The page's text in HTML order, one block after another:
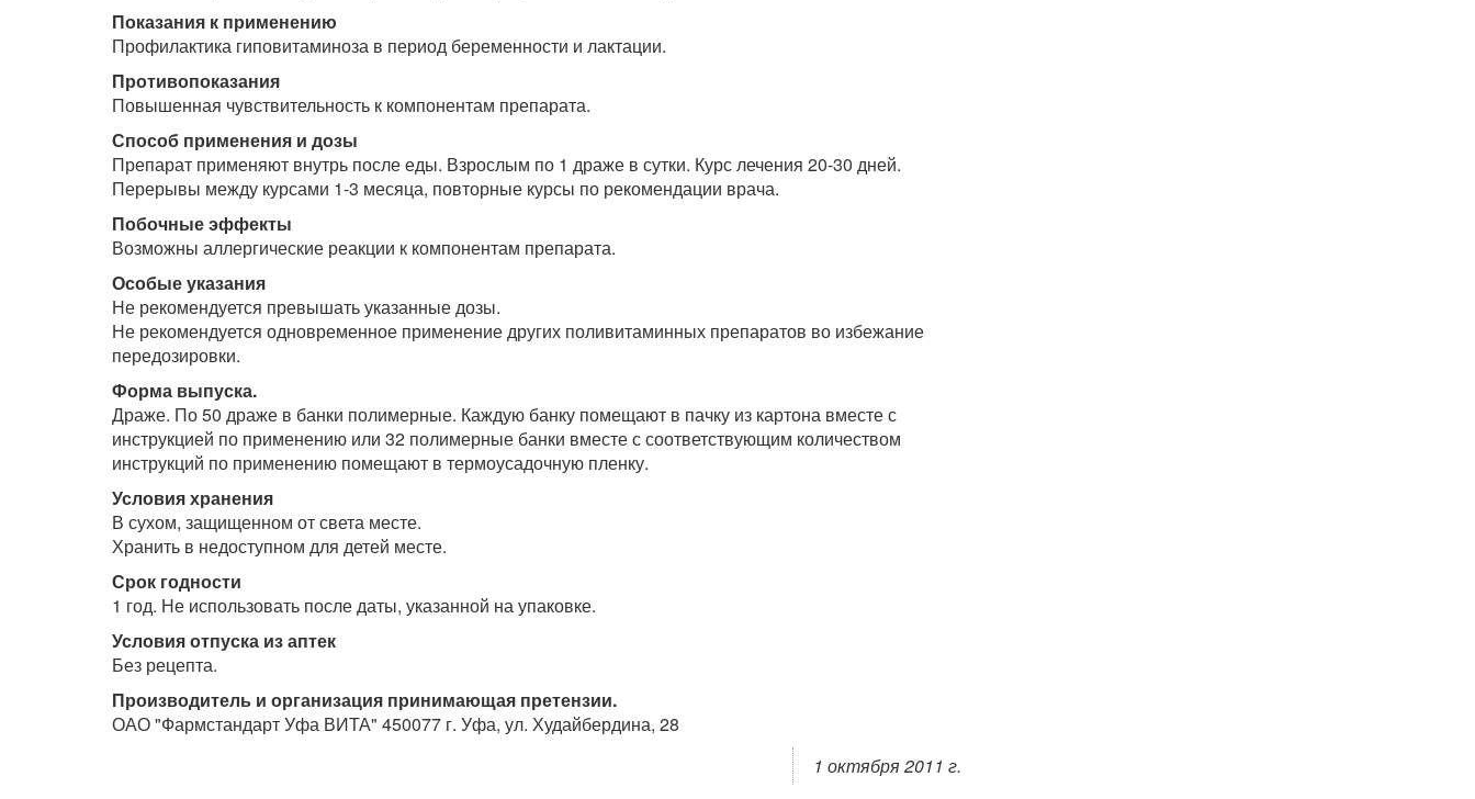
Показания к применению
Профилактика гиповитаминоза в период беременности и лактации.
Противопоказания
Повышенная чувствительность к компонентам препарата.
Способ применения и дозы
Препарат применяют внутрь после еды. Взрослым по 1 драже в сутки. Курс лечения 20-30 дней.
Перерывы между курсами 1-3 месяца, повторные курсы по рекомендации врача.
Побочные эффекты
Возможны аллергические реакции к компонентам препарата.
Особые указания
Не рекомендуется превышать указанные дозы.
Не рекомендуется одновременное применение других поливитаминных препаратов во избежание
передозировки.
Форма выпуска.
Драже. По 50 драже в банки полимерные. Каждую банку помещают в пачку из картона вместе с
инструкцией по применению или 32 полимерные банки вместе с соответствующим количеством
инструкций по применению помещают в термоусадочную пленку.
Условия хранения
В сухом, защищенном от света месте.
Хранить в недоступном для детей месте.
Срок годности
1 год. Не использовать после даты, указанной на упаковке.
Условия отпуска из аптек
Без рецепта.
Производитель и организация принимающая претензии.
ОАО "Фармстандарт Уфа ВИТА" 450077 г. Уфа, ул. Худайбердина, 28
1 октября 2011 г.